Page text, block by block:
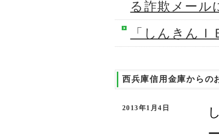
る詐欺メール
「しんきん
西兵庫信用金庫からの
2013年1月4日